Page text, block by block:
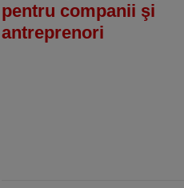
pentru companii şi
antreprenori